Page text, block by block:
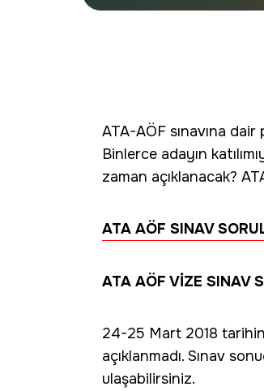
ATA-AÖF sınavına
Binlerce adayın
zaman açıklanacak?
ATA AÖF SINAV
ATA AÖF VİZE SINAV
24-25 Mart 2018
açıklanmadı. Sınav
ulaşabilirsiniz.